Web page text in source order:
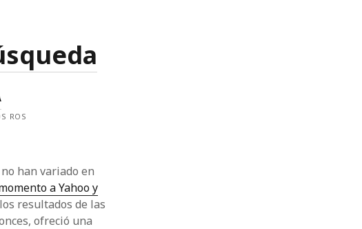
ROS
han variado en
a Yahoo y
resultados de las
ofreció una